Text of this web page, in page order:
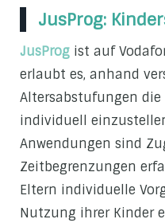
JusProg:
JusProg ist auf
erlaubt es, anhand
Altersabstufungen
individuell
Anwendungen sind
Zeitbegrenzungen
Eltern individuelle
Nutzung ihrer Kinder